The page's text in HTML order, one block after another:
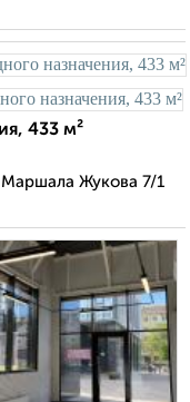
433 м²
Жукова 7/1